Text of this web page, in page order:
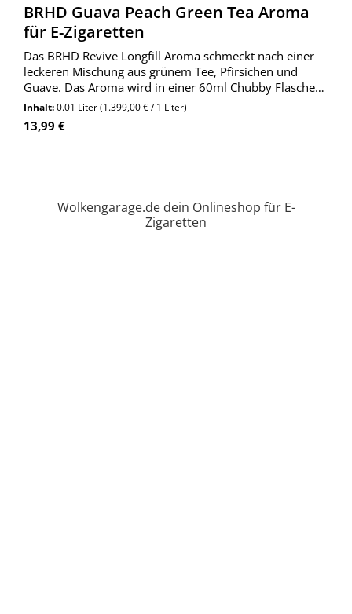
BRHD Guava Peach Green Tea Aroma
für E-Zigaretten
Das BRHD Revive Longfill Aroma schmeckt nach einer
leckeren Mischung aus grünem Tee, Pfirsichen und
Guave. Das Aroma wird in einer 60ml Chubby Flasche
zum direkt darin anmischen geliefert.
Inhalt:0.01 Liter(1.399,00 € / 1 Liter)
Regulärer Preis:
13,99 €
Wolkengarage.de dein Onlineshop für E-
Zigaretten